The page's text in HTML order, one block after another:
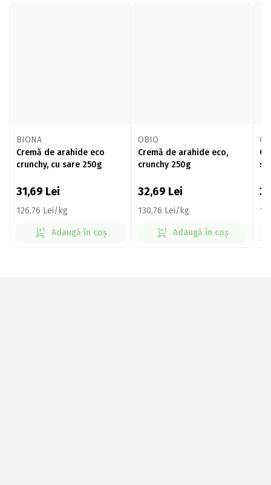
BIONA
Cremă de arahide eco
crunchy, cu sare 250g
31,69 Lei
126,76 Lei/kg
Adaugă în coș
OBIO
Cremă de arahide eco,
crunchy 250g
32,69 Lei
130,76 Lei/kg
Adaugă în coș